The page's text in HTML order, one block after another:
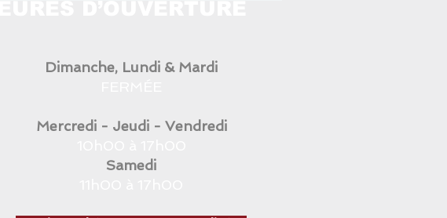
Dimanche, Lundi & Mardi
Mercredi - Jeudi - Vendredi
Samedi